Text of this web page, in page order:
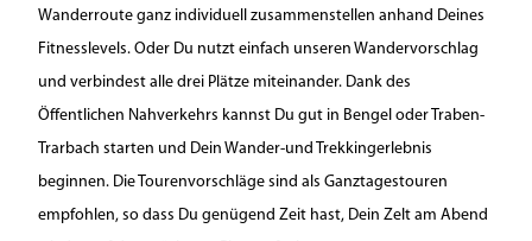
Wanderroute ganz individuell zusammenstellen anhand Deines
Fitnesslevels. Oder Du nutzt einfach unseren Wandervorschlag
und verbindest alle drei Plätze miteinander. Dank des
Öffentlichen Nahverkehrs kannst Du gut in Bengel oder Traben-
Trarbach starten und Dein Wander-und Trekkingerlebnis
beginnen. Die Tourenvorschläge sind als Ganztagestouren
empfohlen, so dass Du genügend Zeit hast, Dein Zelt am Abend